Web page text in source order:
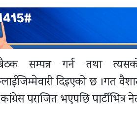
सम्पन्न गर्न तथा
दिइएको छ ।गत
कांग्रेस पराजित भएपछि